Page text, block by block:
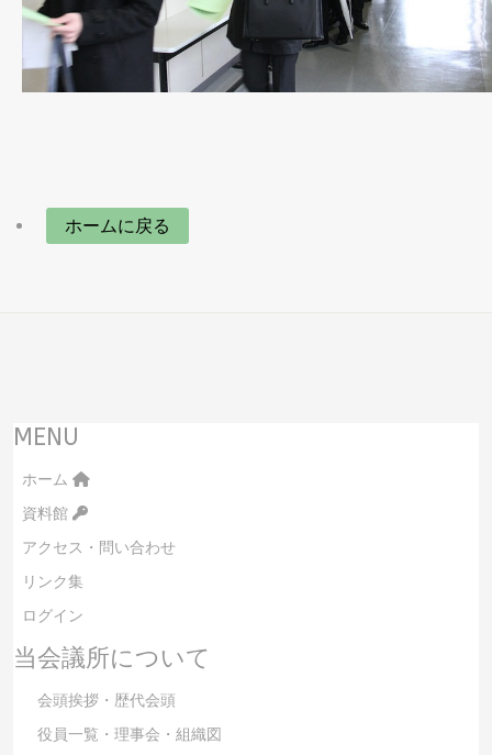
ホームに戻る
MENU
ホーム
資料館
アクセス・問い合わせ
リンク集
ログイン
当会議所について
会頭挨拶・歴代会頭
役員一覧・理事会・組織図